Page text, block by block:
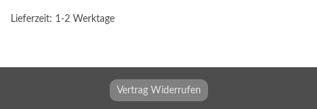
Lieferzeit: 1-2 Werktage
Vertrag Widerrufen